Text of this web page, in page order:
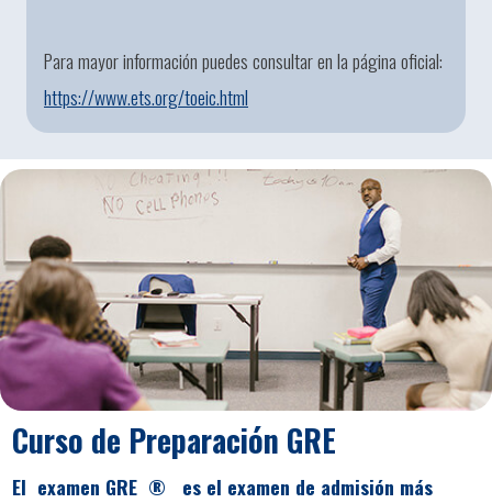
Para mayor información puedes consultar en la página oficial:
https://www.ets.org/toeic.html
Curso de Preparación GRE
El examen GRE ® es el examen de admisión más